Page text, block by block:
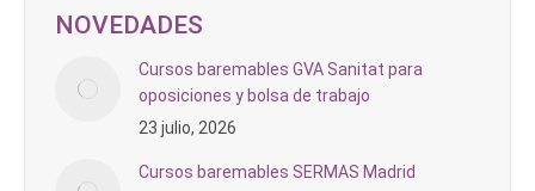
NOVEDADES
Cursos baremables GVA Sanitat para
oposiciones y bolsa de trabajo
23 julio, 2026
Cursos baremables SERMAS Madrid